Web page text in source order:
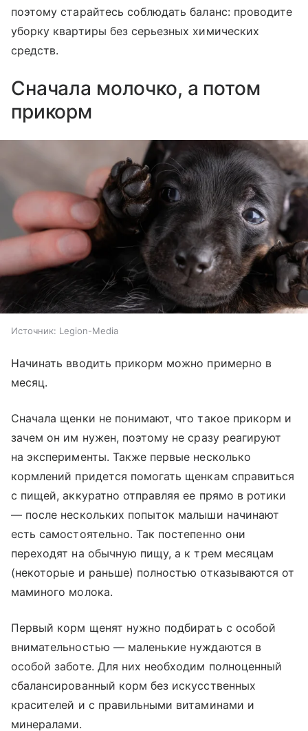
поэтому старайтесь соблюдать баланс: проводите
уборку квартиры без серьезных химических
средств.
Сначала молочко, а потом
прикорм
Источник: Legion-Media
Начинать вводить прикорм можно примерно в
месяц.
Сначала щенки не понимают, что такое прикорм и
зачем он им нужен, поэтому не сразу реагируют
на эксперименты. Также первые несколько
кормлений придется помогать щенкам справиться
с пищей, аккуратно отправляя ее прямо в ротики
— после нескольких попыток малыши начинают
есть самостоятельно. Так постепенно они
переходят на обычную пищу, а к трем месяцам
(некоторые и раньше) полностью отказываются от
маминого молока.
Первый корм щенят нужно подбирать с особой
внимательностью — маленькие нуждаются в
особой заботе. Для них необходим полноценный
сбалансированный корм без искусственных
красителей и с правильными витаминами и
минералами.